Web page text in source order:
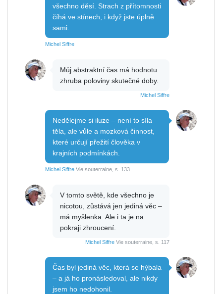
všechno děsí. Strach z přítomnosti
číhá ve stínech, i když jste úplně
sami.
Michel Siffre
Můj abstraktní čas má hodnotu
zhruba poloviny skutečné doby.
Michel Siffre
Nedělejme si iluze – není to síla
těla, ale vůle a mozková činnost,
které určují přežití člověka v
krajních podmínkách.
Michel Siffre Vie souterraine, s. 133
V tomto světě, kde všechno je
nicotou, zůstává jen jediná věc –
má myšlenka. Ale i ta je na
pokraji zhroucení.
Michel Siffre Vie souterraine, s. 117
Čas byl jediná věc, která se hýbala
– a já ho pronásledoval, ale nikdy
jsem ho nedohonil.